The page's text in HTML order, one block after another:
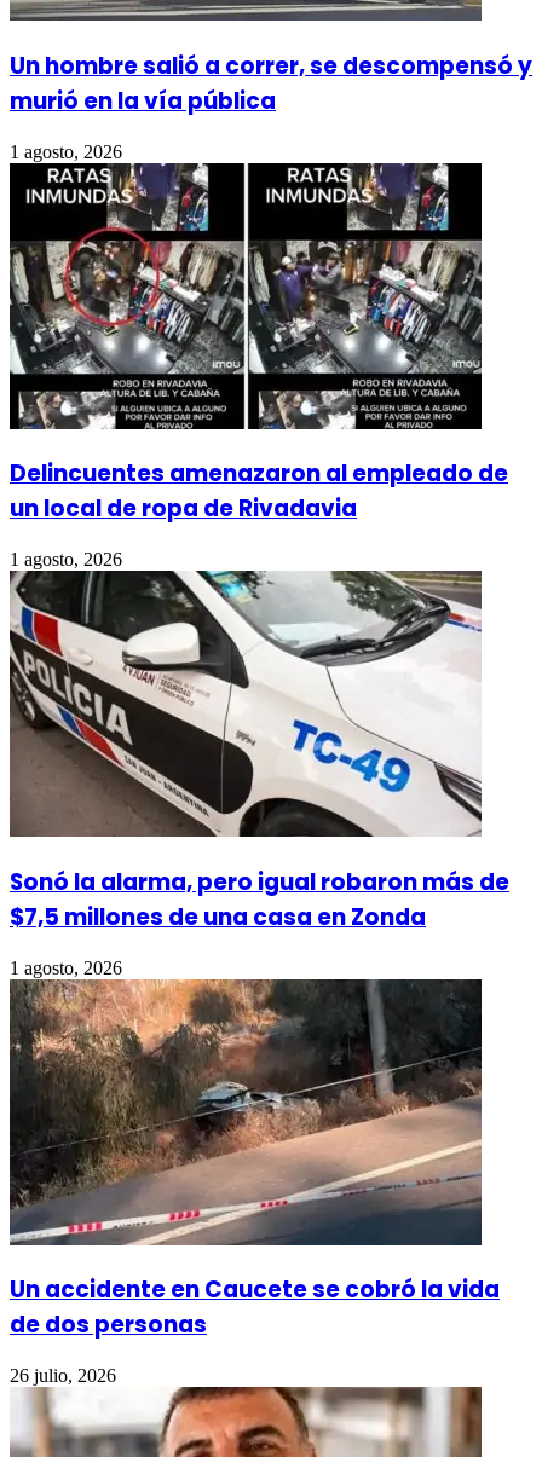
Un hombre salió a correr, se descompensó y
murió en la vía pública
1 agosto, 2026
Delincuentes amenazaron al empleado de
un local de ropa de Rivadavia
1 agosto, 2026
Sonó la alarma, pero igual robaron más de
$7,5 millones de una casa en Zonda
1 agosto, 2026
Un accidente en Caucete se cobró la vida
de dos personas
26 julio, 2026